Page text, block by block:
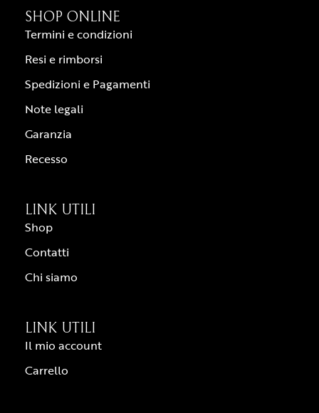
SHOP ONLINE
Termini e condizioni
Resi e rimborsi
Spedizioni e Pagamenti
Note legali
Garanzia
Recesso
LINK UTILI
Shop
Contatti
Chi siamo
LINK UTILI
Il mio account
Carrello